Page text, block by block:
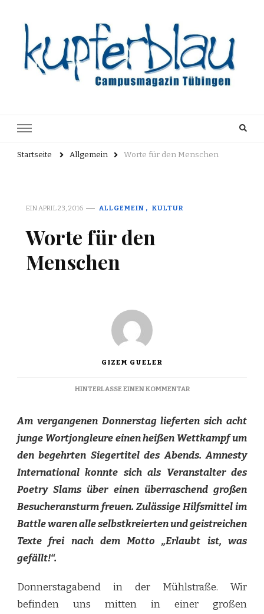
Archiv
Startseite Allgemein Worte für den Menschen
EIN APRIL 23, 2016 ALLGEMEIN KULTUR
Worte für den
Menschen
GIZEM GUELER
HINTERLASSE EINEN KOMMENTARZU
DEN
MENSCHEN
Am vergangenen Donnerstag lieferten sich acht
junge Wortjongleure einen heißen Wettkampf um
den begehrten Siegertitel des Abends. Amnesty
International konnte sich als Veranstalter des
Poetry Slams über einen überraschend großen
Besucheransturm freuen. Zulässige Hilfsmittel im
Battle waren alle selbstkreierten und geistreichen
Texte frei nach dem Motto „Erlaubt ist, was
gefällt!“.
Donnerstagabend in der Mühlstraße. Wir
befinden uns mitten in einer großen